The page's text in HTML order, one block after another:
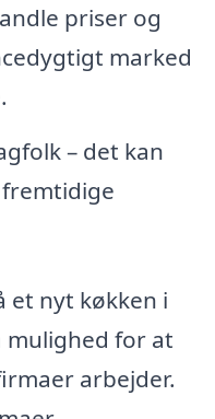
priser og
marked
– det kan
et nyt køkken i
mulighed for at
arbejder.